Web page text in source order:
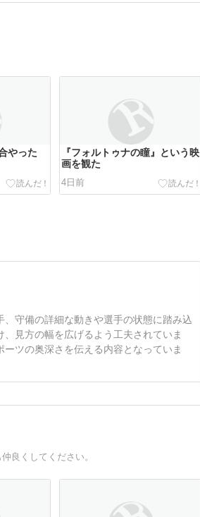
やった
『フォルトゥナの瞳』という映
画を観た
4日前
守備の詳細な動きや選手の状態に踏み込
見方の幅を広げるよう工夫されていま
ツの奥深さを伝える内容となっていま
良くしてください。